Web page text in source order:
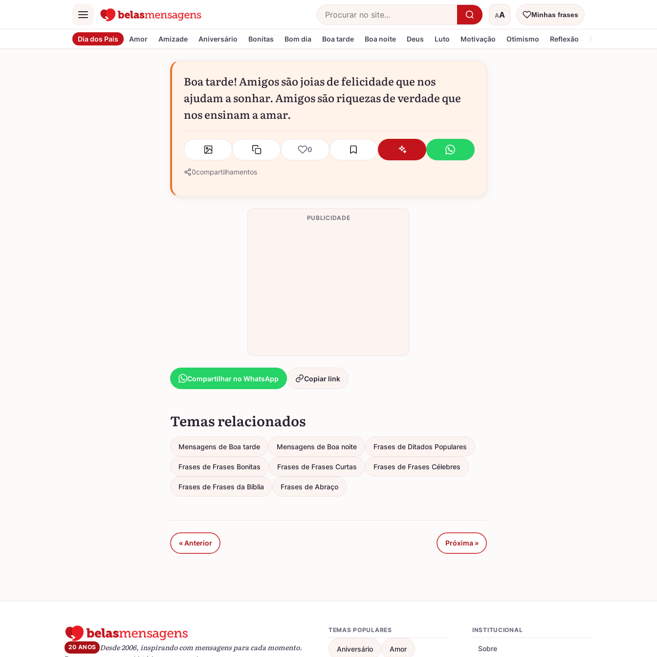
Menu
Buscar AA
Tamanho do textoMinhas frases
Dia dos Pais Amor Amizade Aniversário Bonitas Bom dia Boa tarde Boa noite Deus Luto Motivação Otimismo Reflexão Religiosa
Boa tarde! Amigos são joias de felicidade que nos
ajudam a sonhar. Amigos são riquezas de verdade que
nos ensinam a amar.
0
0compartilhamentos
PUBLICIDADE
Compartilhar no WhatsApp Copiar link
Temas relacionados
Mensagens de Boa tarde Mensagens de Boa noite Frases de Ditados Populares
Frases de Frases Bonitas Frases de Frases Curtas Frases de Frases Célebres
Frases de Frases da Bíblia Frases de Abraço
« Anterior Próxima »
20 ANOS Desde 2006, inspirando com mensagens para cada momento.
TEMAS POPULARES
Aniversário Amor
INSTITUCIONAL
Sobre